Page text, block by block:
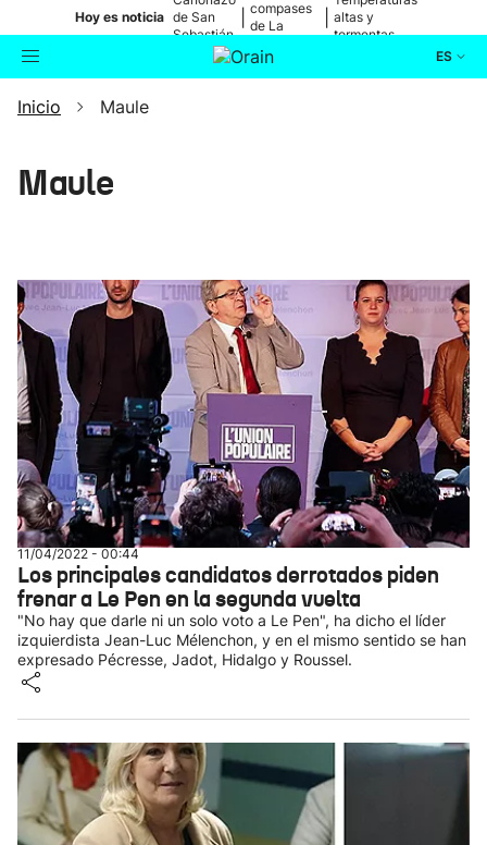
Hoy es noticia de San
Sebastián
compases
de La
altas y
tormentas
ES
Buscador
Ikusmiran
Eguraldia
Inicio Maule
Maule
11/04/2022 - 00:44
Los principales candidatos derrotados piden
frenar a Le Pen en la segunda vuelta
"No hay que darle ni un solo voto a Le Pen", ha dicho el líder
izquierdista Jean-Luc Mélenchon, y en el mismo sentido se han
expresado Pécresse, Jadot, Hidalgo y Roussel.